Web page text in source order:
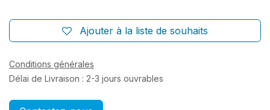
Ajouter à la liste de souhaits
Conditions générales
Délai de Livraison : 2-3 jours ouvrables